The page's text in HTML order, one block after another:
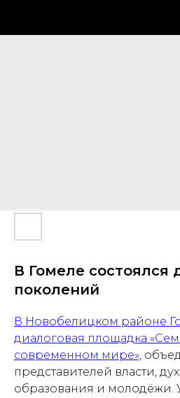
В Гомеле состоялся
поколений
В Новобелицком районе
диалоговая площадка
современном мире»,
представителей власти,
образования и молодёжи.